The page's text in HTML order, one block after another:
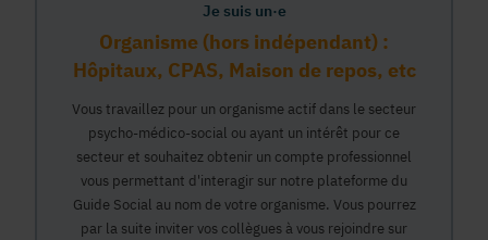
Je suis un·e
Organisme (hors indépendant) :
Hôpitaux, CPAS, Maison de repos, etc
Vous travaillez pour un organisme actif dans le secteur
psycho-médico-social ou ayant un intérêt pour ce
secteur et souhaitez obtenir un compte professionnel
vous permettant d'interagir sur notre plateforme du
Guide Social au nom de votre organisme. Vous pourrez
par la suite inviter vos collègues à vous rejoindre sur